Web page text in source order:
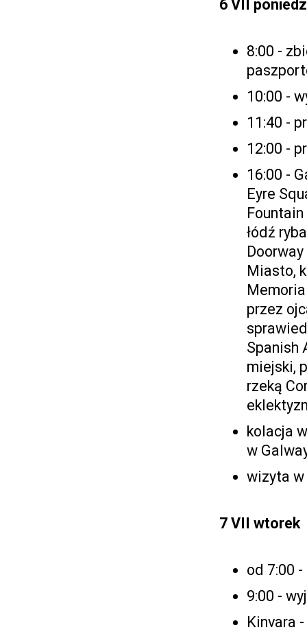
6 VII
8:00 -
10:00 -
11:40 -
12:00 -
16:00 -
Eyre
łódź
Miasto,
przez
Spanish
miejski,
rzeką
kolacja
w
wizyta w
7 VII wtorek
od 7:00
9:00 -
Kinvara